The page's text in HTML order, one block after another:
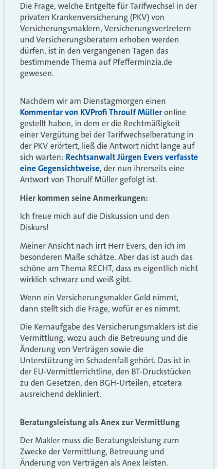
Die Frage, welche Entgelte für Tarifwechsel in der
privaten Krankenversicherung (PKV) von
Versicherungsmaklern, Versicherungsvertretern
und Versicherungsberatern erhoben werden
dürfen, ist in den vergangenen Tagen das
bestimmende Thema auf Pfefferminzia.de
gewesen.
Nachdem wir am Dienstagmorgen einen
Kommentar von KVProfi Throulf Mülleronline
gestellt haben, in dem er die Rechtmäßigkeit
einer Vergütung bei der Tarifwechselberatung in
der PKV erörtert, ließ die Antwort nicht lange auf
sich warten: Rechtsanwalt Jürgen Evers verfasste
eine Gegensichtweise, der nun ihrerseits eine
Antwort von Thorulf Müller gefolgt ist.
Hier kommen seine Anmerkungen:
Ich freue mich auf die Diskussion und den
Diskurs!
Meiner Ansicht nach irrt Herr Evers, den ich im
besonderen Maße schätze. Aber das ist auch das
schöne am Thema RECHT, dass es eigentlich nicht
wirklich schwarz und weiß gibt.
Wenn ein Versicherungsmakler Geld nimmt,
dann stellt sich die Frage, wofür er es nimmt.
Die Kernaufgabe des Versicherungsmaklers ist die
Vermittlung, wozu auch die Betreuung und die
Änderung von Verträgen sowie die
Unterstützung im Schadenfall gehört. Das ist in
der EU-Vermittlerrichtline, den BT-Druckstücken
zu den Gesetzen, den BGH-Urteilen, etcetera
ausreichend dekliniert.
Beratungsleistung als Anex zur Vermittlung
Der Makler muss die Beratungsleistung zum
Zwecke der Vermittlung, Betreuung und
Änderung von Verträgen als Anex leisten.